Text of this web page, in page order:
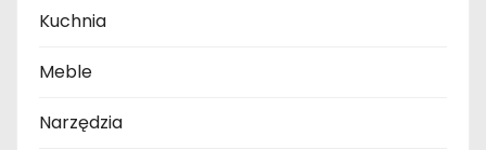
Kuchnia
Meble
Narzędzia